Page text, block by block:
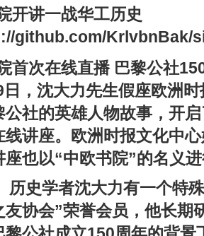
开讲一战华工历史
github.com/KrlvbnBak/
首次在线直播 巴黎公社
日，沈大力先生假座欧洲
公社的英雄人物故事，开
线讲座。欧洲时报文化中
座也以“中欧书院”的名义
历史学者沈大力有一个特
友协会”荣誉会员，他长期